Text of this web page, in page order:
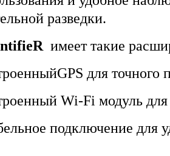
разведки.
имеет такие
для точного
Wi-Fi модуль
подключение для